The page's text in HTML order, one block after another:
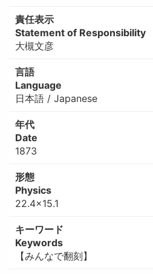
責任表示
Statement of Responsibility
大槻文彦
言語
Language
日本語 / Japanese
年代
Date
1873
形態
Physics
22.4×15.1
キーワード
Keywords
【みんなで翻刻】